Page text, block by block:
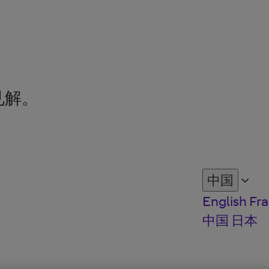
。
中国
English
中国 日本